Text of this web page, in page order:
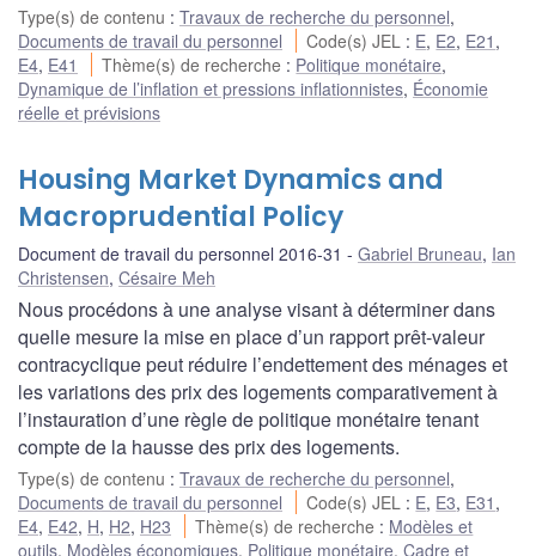
Type(s) de contenu : Travaux de recherche du personnel,
Documents de travail du personnel
Code(s) JEL : E, E2, E21 ,
E4, E41 Thème(s) de recherche : Politique monétaire,
Dynamique de l’inflation et pressions inflationnistes, Économie
réelle et prévisions
Housing Market Dynamics and
Macroprudential Policy
Document de travail du personnel 2016-31 Gabriel Bruneau, Ian
Christensen, Césaire Meh
Nous procédons à une analyse visant à déterminer dans
quelle mesure la mise en place d’un rapport prêt-valeur
contracyclique peut réduire l’endettement des ménages et
les variations des prix des logements comparativement à
l’instauration d’une règle de politique monétaire tenant
compte de la hausse des prix des logements.
Type(s) de contenu : Travaux de recherche du personnel,
Documents de travail du personnel
Code(s) JEL : E, E3, E31 ,
E4, E42, H, H2, H23 Thème(s) de recherche : Modèles et
outils, Modèles économiques, Politique monétaire, Cadre et